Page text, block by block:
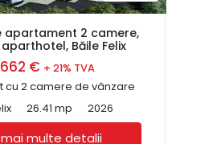
apartament 2 camere,
Băile Felix
€ + 21% TVA
cu 2 camere de vânzare
26.41 mp 2026
multe detalii